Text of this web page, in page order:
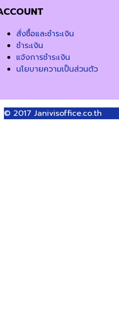
สั่งซื้อและชำระเงิน
ชำระเงิน
แจ้งการชำระเงิน
นโยบายความเป็นส่วนตัว
© 2017 Janivisoffice.co.th